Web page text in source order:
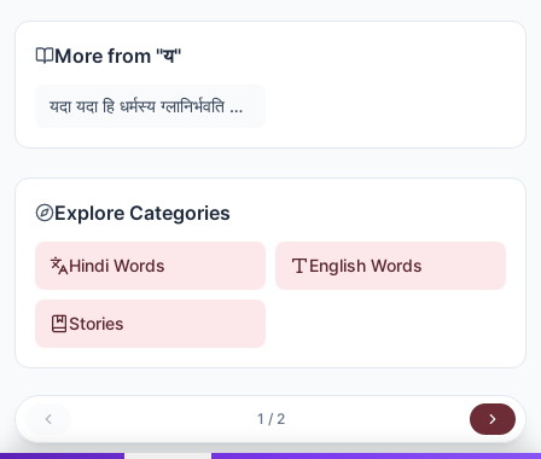
More from "य"
यदा यदा हि धर्मस्य ग्लानिर्भवति भारत अभ्युत्थानमधर्मस्य तदात्मानं सृजाम्यहम्
Explore Categories
Hindi Words English Words
Stories
1 / 2